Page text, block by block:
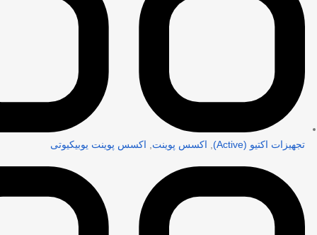
تجهیزات اکتیو (Active) اکسس پوینت اکسس پوینت یوبیکیوتی